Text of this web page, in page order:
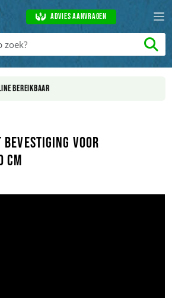
Advies aanvragen
bevestiging voor
cm